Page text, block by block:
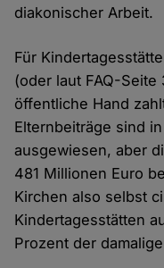
diakonischer Arbeit.
Für
(oder laut FAQ-
öffentliche Hand
Elternbeiträge sind
ausgewiesen, aber
481 Millionen Euro
Kirchen also selbst
Kindertagesstätten
Prozent der